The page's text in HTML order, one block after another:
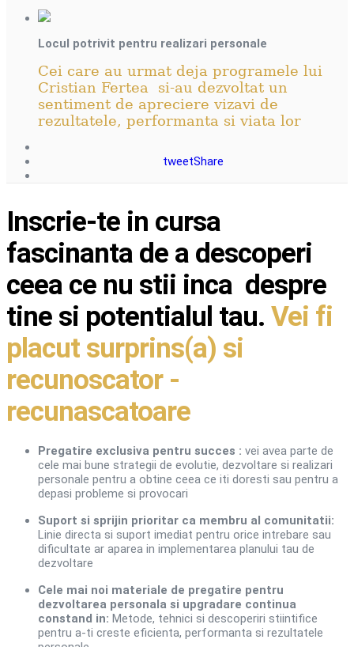
Locul potrivit pentru realizari personale
Cei care au urmat deja programele lui
Cristian Fertea si-au dezvoltat un
sentiment de apreciere vizavi de
rezultatele, performanta si viata lor
tweetShare
Inscrie-te in cursa
fascinanta de a descoperi
ceea ce nu stii inca despre
tine si potentialul tau. Vei fi
placut surprins(a) si
recunoscator -
recunascatoare
Pregatire exclusiva pentru succes : vei avea parte de
cele mai bune strategii de evolutie, dezvoltare si realizari
personale pentru a obtine ceea ce iti doresti sau pentru a
depasi probleme si provocari
Suport si sprijin prioritar ca membru al comunitatii:
Linie directa si suport imediat pentru orice intrebare sau
dificultate ar aparea in implementarea planului tau de
dezvoltare
Cele mai noi materiale de pregatire pentru
dezvoltarea personala si upgradare continua
constand in: Metode, tehnici si descoperiri stiintifice
pentru a-ti creste eficienta, performanta si rezultatele